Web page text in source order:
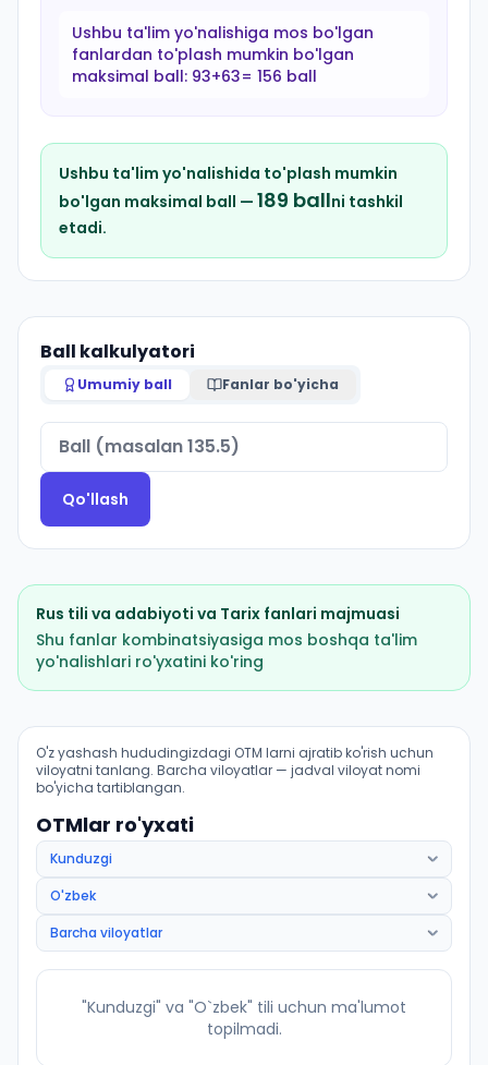
Ushbu ta'lim yo'nalishiga mos bo'lgan
fanlardan to'plash mumkin bo'lgan
maksimal ball: 93+63= 156 ball
Ushbu ta'lim yo'nalishida to'plash mumkin
bo'lgan maksimal ball — 189 ballni tashkil
etadi.
Ball kalkulyatori
Umumiy ball Fanlar bo'yicha
Qo'llash
Rus tili va adabiyoti va Tarix fanlari majmuasi
Shu fanlar kombinatsiyasiga mos boshqa ta'lim
yo'nalishlari ro'yxatini ko'ring
Ona tili va adabiyoti: rus tili (Ellikqalʼa tumani): OTM
O'z yashash hududingizdagi OTM larni ajratib ko'rish uchun
viloyatni tanlang. Barcha viloyatlar — jadval viloyat nomi
bo'yicha tartiblangan.
OTMlar ro'yxati
"Kunduzgi" va "O`zbek" tili uchun ma'lumot
topilmadi.